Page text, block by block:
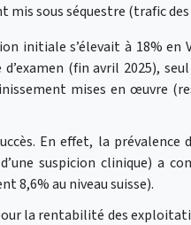
mis sous séquestre (trafic
initiale s’élevait à 18% en
(fin avril 2025),
mises en œuvre
En effet, la
suspicion clinique) a
8,6% au niveau suisse).
la rentabilité des